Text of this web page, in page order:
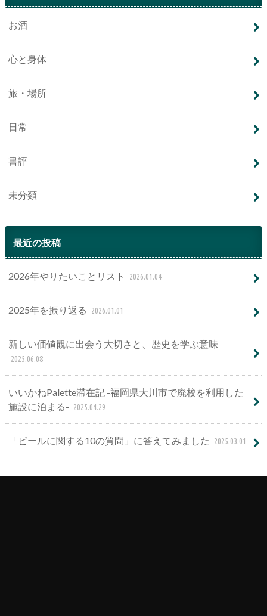
お酒
心と身体
旅・場所
日常
書評
未分類
最近の投稿
2026年やりたいことリスト 2026.01.04
2025年を振り返る 2026.01.01
新しい価値観に出会う大切さと、歴史を学ぶ意味
2025.06.08
いいかねPalette滞在記 -福岡県大川市で廃校を利用した
施設に泊まる- 2025.04.29
「ビールに関する10の質問」に答えてみました 2025.03.01